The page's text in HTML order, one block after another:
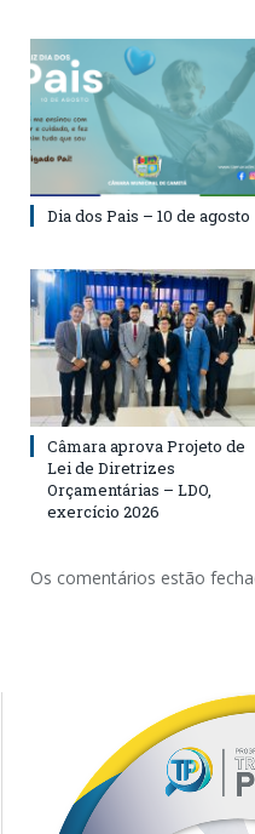
Dia dos Pais – 10 de agosto
Câmara aprova Projeto de
Lei de Diretrizes
Orçamentárias – LDO,
exercício 2026
Os comentários estão